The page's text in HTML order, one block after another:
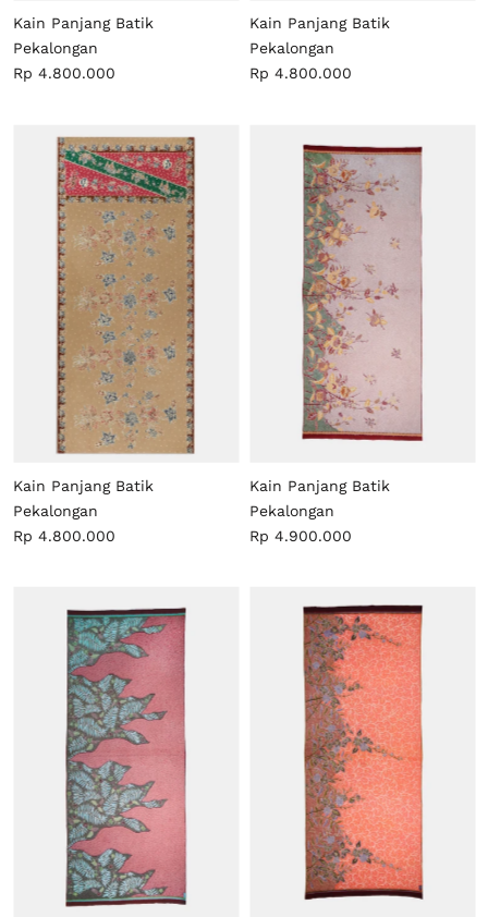
Kain Panjang Batik
Pekalongan
Rp 4.800.000
Kain Panjang Batik
Pekalongan
Rp 4.800.000
Kain Panjang Batik
Pekalongan
Rp 4.800.000
Kain Panjang Batik
Pekalongan
Rp 4.900.000